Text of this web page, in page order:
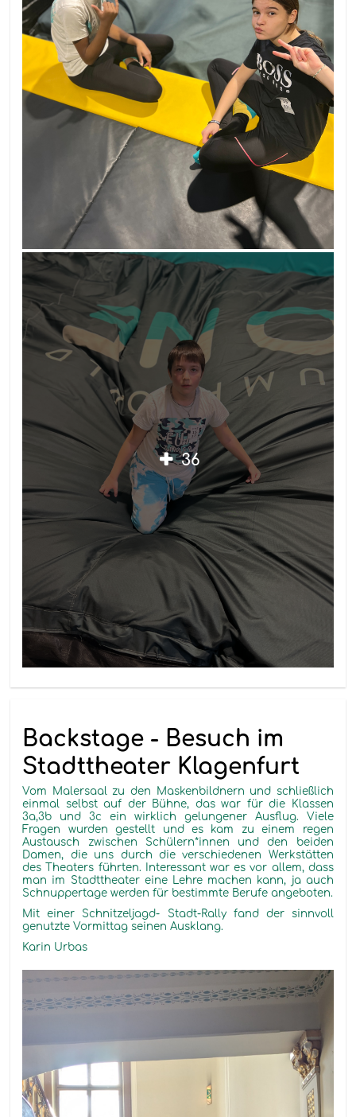
36
Backstage - Besuch im
Stadttheater Klagenfurt
Vom Malersaal zu den Maskenbildnern und schließlich
einmal selbst auf der Bühne, das war für die Klassen
3a,3b und 3c ein wirklich gelungener Ausflug. Viele
Fragen wurden gestellt und es kam zu einem regen
Austausch zwischen Schülern*innen und den beiden
Damen, die uns durch die verschiedenen Werkstätten
des Theaters führten. Interessant war es vor allem, dass
man im Stadttheater eine Lehre machen kann, ja auch
Schnuppertage werden für bestimmte Berufe angeboten.
Mit einer Schnitzeljagd- Stadt-Rally fand der sinnvoll
genutzte Vormittag seinen Ausklang.
Karin Urbas